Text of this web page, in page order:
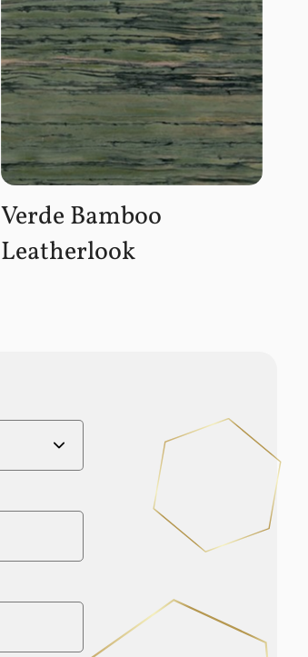
Verde Bamboo
Leatherlook